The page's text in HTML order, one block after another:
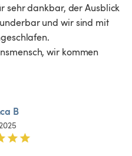
sehr dankbar, der Ausblick
und wir sind mit
wir kommen
B